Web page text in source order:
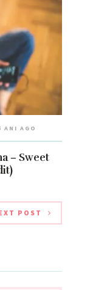
ANI AGO
– Sweet
POST